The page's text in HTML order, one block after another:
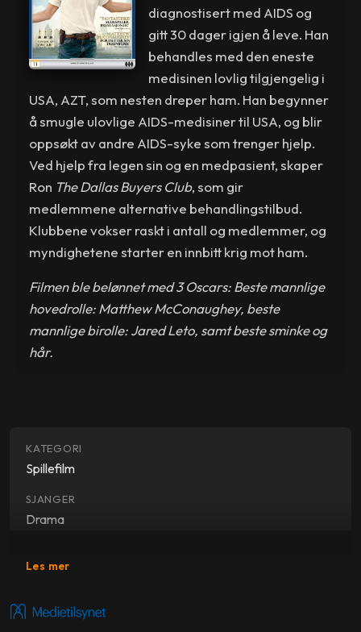
diagnostisert med AIDS og
gitt 30 dager igjen å leve. Han
behandles med den eneste
medisinen lovlig tilgjengelig i
USA, AZT, som nesten dreper ham. Han begynner
å smugle ulovlige AIDS-medisiner til USA, og blir
oppsøkt av andre AIDS-syke som trenger hjelp.
Ved hjelp fra legen sin og en medpasient, skaper
Ron The Dallas Buyers Club, som gir
medlemmene alternative behandlingstilbud.
Klubbene vokser raskt i antall og medlemmer, og
myndighetene starter en innbitt krig mot ham.
Filmen ble belønnet med 3 Oscars: Beste mannlige
hovedrolle: Matthew McConaughey, beste
mannlige birolle: Jared Leto, samt beste sminke og
hår.
KATEGORI
Spillefilm
SJANGER
Drama
Matthew McConaughey
Les mer